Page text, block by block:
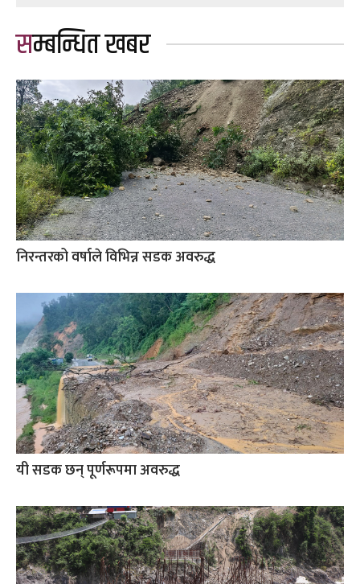
सम्बन्धित खबर
निरन्तरको वर्षाले विभिन्न सडक अवरुद्ध
यी सडक छन् पूर्णरूपमा अवरुद्ध